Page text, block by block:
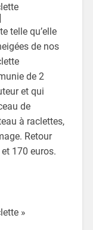
telle qu’elle
de nos
de 2
et qui
de
à raclettes,
Retour
170 euros.
»